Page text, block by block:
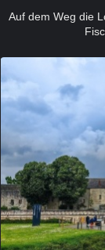
Auf dem Weg die